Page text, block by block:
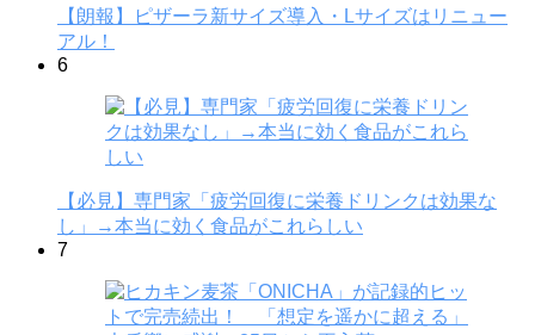
【朗報】ピザーラ新サイズ導入・Lサイズはリニュー
アル！
6
【必見】専門家「疲労回復に栄養ドリンクは効果な
し」→本当に効く食品がこれらしい
7